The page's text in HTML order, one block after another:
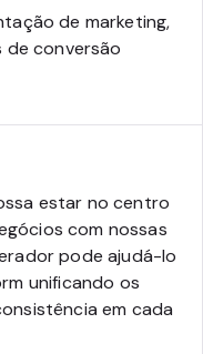
de marketing,
de conversão
estar no centro
com nossas
pode ajudá-lo
unificando os
em cada